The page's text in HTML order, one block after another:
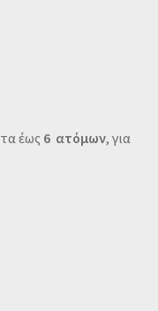
έως 6 ατόμων, για